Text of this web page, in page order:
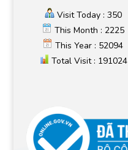
Visit Today : 350
This Month : 2225
This Year : 52094
Total Visit : 191024